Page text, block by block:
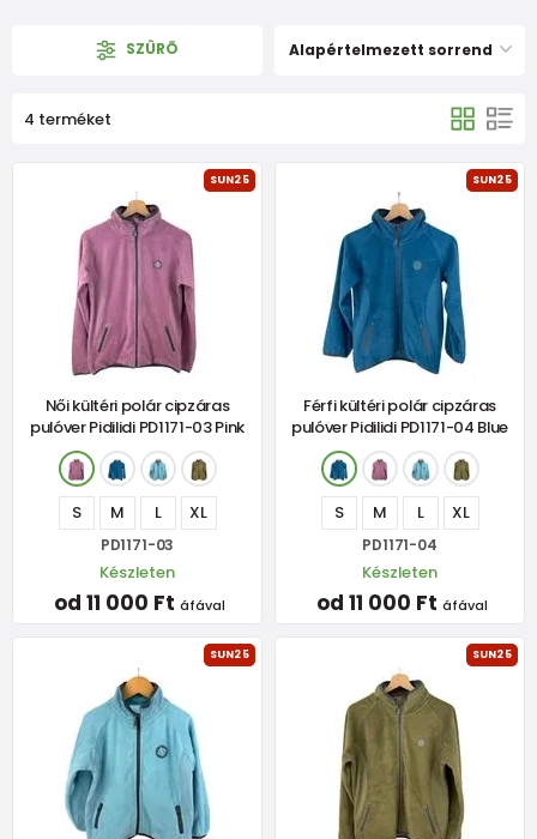
SZÛRÕ Alapértelmezett sorrend
4 terméket
SUN25
Női kültéri polár cipzáras
pulóver Pidilidi PD1171-03 Pink
S M L XL
PD1171-03
Készleten
od 11 000 Ft áfával
SUN25
Férfi kültéri polár cipzáras
pulóver Pidilidi PD1171-04 Blue
S M L XL
PD1171-04
Készleten
od 11 000 Ft áfával
SUN25 SUN25